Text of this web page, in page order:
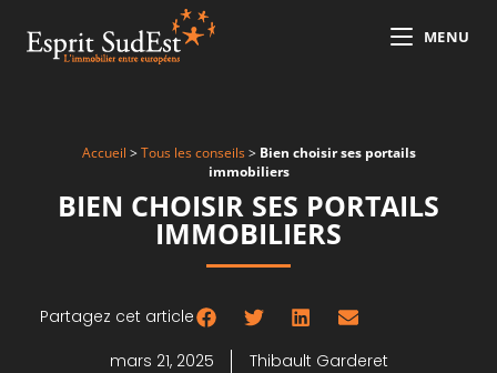
MENU
Accueil >Tous les conseils> Bien choisir ses portails
immobiliers
BIEN CHOISIR SES PORTAILS
IMMOBILIERS
Partagez cet article
mars 21, 2025
Thibault Garderet